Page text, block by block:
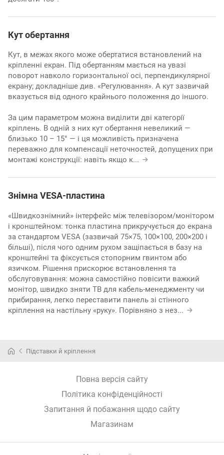
Кут обертання
Кут, в межах якого може обертатися встановлений на
кріпленні екран. Під обертанням мається на увазі
поворот навколо горизонтальної осі, перпендикулярної
екрану; докладніше див. «Регулювання». А кут зазвичай
вказується від одного крайнього положення до іншого.
За цим параметром можна виділити дві категорії
кріплень. В одній з них кут обертання невеликий —
близько 10 – 15° — і ця можливість призначена
переважно для компенсації неточностей, допущених при
монтажі конструкції: навіть якщо к...
Знімна VESA-пластина
«Швидкознімний» інтерфейс між телевізором/монітором
і кронштейном: тонка пластина прикручується до екрана
за стандартом VESA (зазвичай 75×75, 100×100, 200×200 і
більші), після чого одним рухом защіпається в базу на
кронштейні та фіксується стопорним гвинтом або
язичком. Рішення прискорює встановлення та
обслуговування: можна самостійно повісити важкий
монітор, швидко зняти ТВ для кабель-менеджменту чи
прибирання, легко переставити панель зі стінного
кріплення на настільну «руку». Порівняно з нез...
Підставки й кріплення
Повна версія сайту
Політика конфіденційності
Запитання й побажання щодо сайту
Магазинам